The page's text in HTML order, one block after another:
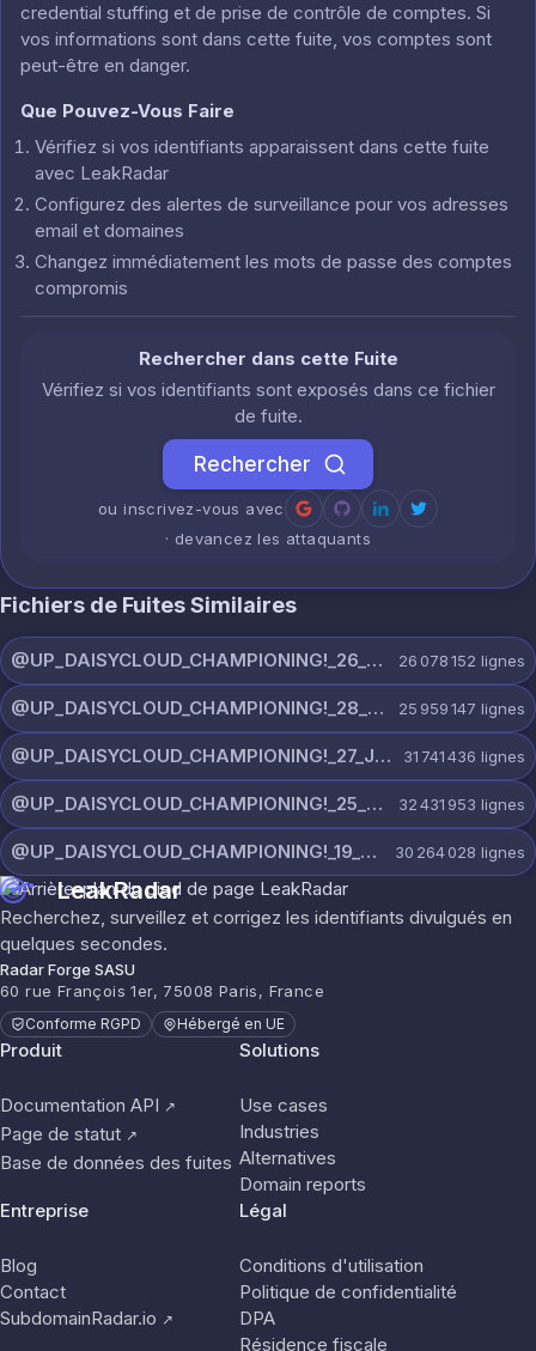
credential stuffing et de prise de contrôle de comptes. Si
vos informations sont dans cette fuite, vos comptes sont
peut-être en danger.
Que Pouvez-Vous Faire
Vérifiez si vos identifiants apparaissent dans cette fuite
avec LeakRadar
Configurez des alertes de surveillance pour vos adresses
email et domaines
Changez immédiatement les mots de passe des comptes
compromis
Rechercher dans cette Fuite
Vérifiez si vos identifiants sont exposés dans ce fichier
de fuite.
Rechercher
ou inscrivez-vous avec
· devancez les attaquants
Fichiers de Fuites Similaires
@UP_DAISYCLOUD_CHAMPIONING!_26_JULY_5597_ON_CHANNEL.rar 26 078 152 lignes
@UP_DAISYCLOUD_CHAMPIONING!_28_JULY_5218_ON_CHANNEL.rar 25 959 147 lignes
@UP_DAISYCLOUD_CHAMPIONING!_27_JULY_5982_ON_CHANNEL.rar 31 741 436 lignes
@UP_DAISYCLOUD_CHAMPIONING!_25_JULY_5797_ON_CHANNEL.rar 32 431 953 lignes
@UP_DAISYCLOUD_CHAMPIONING!_19_JULY_5790_ON_CHANNEL.rar 30 264 028 lignes
LeakRadar
Recherchez, surveillez et corrigez les identifiants divulgués en
quelques secondes.
Radar Forge SASU
60 rue François 1er, 75008 Paris, France
Conforme RGPD Hébergé en UE
Produit
Documentation API ↗
Page de statut ↗
Base de données des fuites
Solutions
Use cases
Industries
Alternatives
Domain reports
Entreprise
Blog
Contact
SubdomainRadar.io ↗
Légal
Conditions d'utilisation
Politique de confidentialité
DPA
Résidence fiscale